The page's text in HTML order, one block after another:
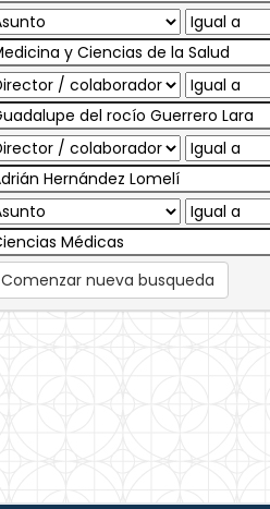
Comenzar nueva busqueda